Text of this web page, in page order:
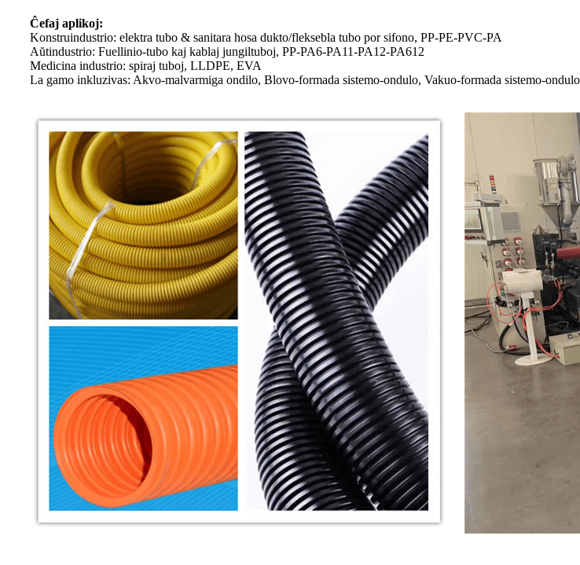
Ĉefaj aplikoj:
Konstruindustrio: elektra tubo & sanitara hosa dukto/fleksebla tubo por sifono, PP-PE-PVC-PA
Aŭtindustrio: Fuellinio-tubo kaj kablaj jungiltuboj, PP-PA6-PA11-PA12-PA612
Medicina industrio: spiraj tuboj, LLDPE, EVA
La gamo inkluzivas: Akvo-malvarmiga ondilo, Blovo-formada sistemo-ondulo, Vakuo-formada sistemo-